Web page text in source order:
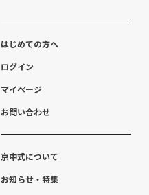
はじめての方へ
ログイン
マイページ
お問い合わせ
京中式について
お知らせ・特集